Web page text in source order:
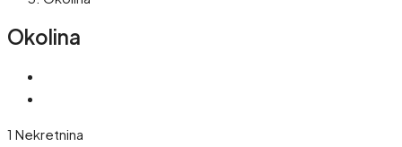
Okolina
1 Nekretnina